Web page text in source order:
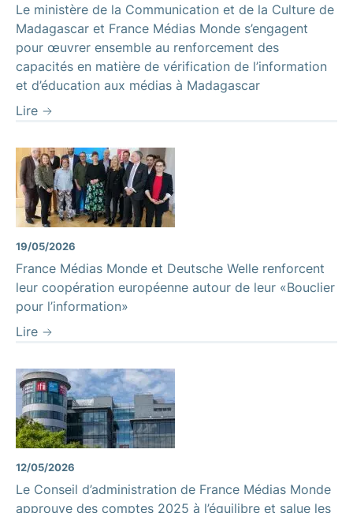
Le ministère de la Communication et de la Culture de
Madagascar et France Médias Monde s’engagent
pour œuvrer ensemble au renforcement des
capacités en matière de vérification de l’information
et d’éducation aux médias à Madagascar
Lire
19/05/2026
France Médias Monde et Deutsche Welle renforcent
leur coopération européenne autour de leur «Bouclier
pour l’information»
Lire
12/05/2026
Le Conseil d’administration de France Médias Monde
approuve des comptes 2025 à l’équilibre et salue les